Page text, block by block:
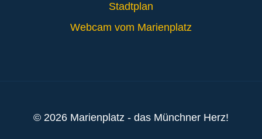
Stadtplan
Webcam vom Marienplatz
© 2026 Marienplatz - das Münchner Herz!